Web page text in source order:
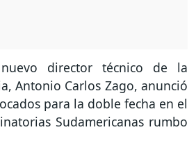
director técnico de la
Antonio Carlos Zago, anunció
para la doble fecha en el
Sudamericanas rumbo